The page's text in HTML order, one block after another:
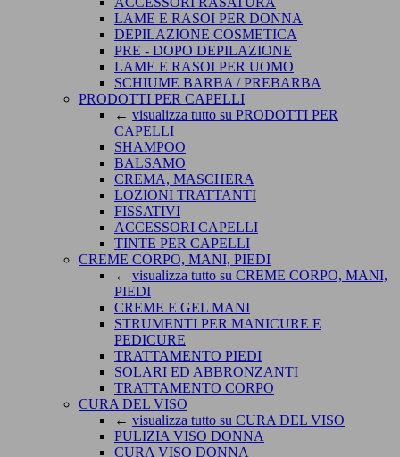
LAME E RASOI PER DONNA
DEPILAZIONE COSMETICA
PRE - DOPO DEPILAZIONE
LAME E RASOI PER UOMO
SCHIUME BARBA / PREBARBA
PRODOTTI PER CAPELLI
← visualizza tutto su PRODOTTI PER
CAPELLI
SHAMPOO
BALSAMO
CREMA, MASCHERA
LOZIONI TRATTANTI
FISSATIVI
ACCESSORI CAPELLI
TINTE PER CAPELLI
CREME CORPO, MANI, PIEDI
← visualizza tutto su CREME CORPO, MANI,
PIEDI
CREME E GEL MANI
STRUMENTI PER MANICURE E
PEDICURE
TRATTAMENTO PIEDI
SOLARI ED ABBRONZANTI
TRATTAMENTO CORPO
CURA DEL VISO
← visualizza tutto su CURA DEL VISO
PULIZIA VISO DONNA
CURA VISO DONNA